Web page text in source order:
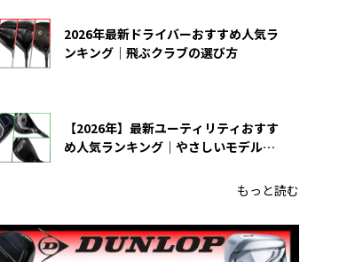
2026年最新ドライバーおすすめ人気ラ
ンキング｜飛ぶクラブの選び方
【2026年】最新ユーティリティおすす
め人気ランキング｜やさしいモデルの
もっと読む